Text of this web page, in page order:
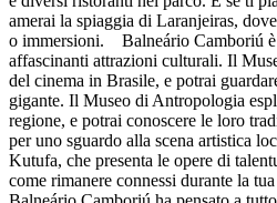
amerai la spiaggia di Laranjeiras,
o immersioni. Balneário Camboriú è
affascinanti attrazioni culturali. Il
del cinema in Brasile, e potrai
gigante. Il Museo di Antropologia
regione, e potrai conoscere le loro
per uno sguardo alla scena artistica
Kutufa, che presenta le opere di
come rimanere connessi durante la